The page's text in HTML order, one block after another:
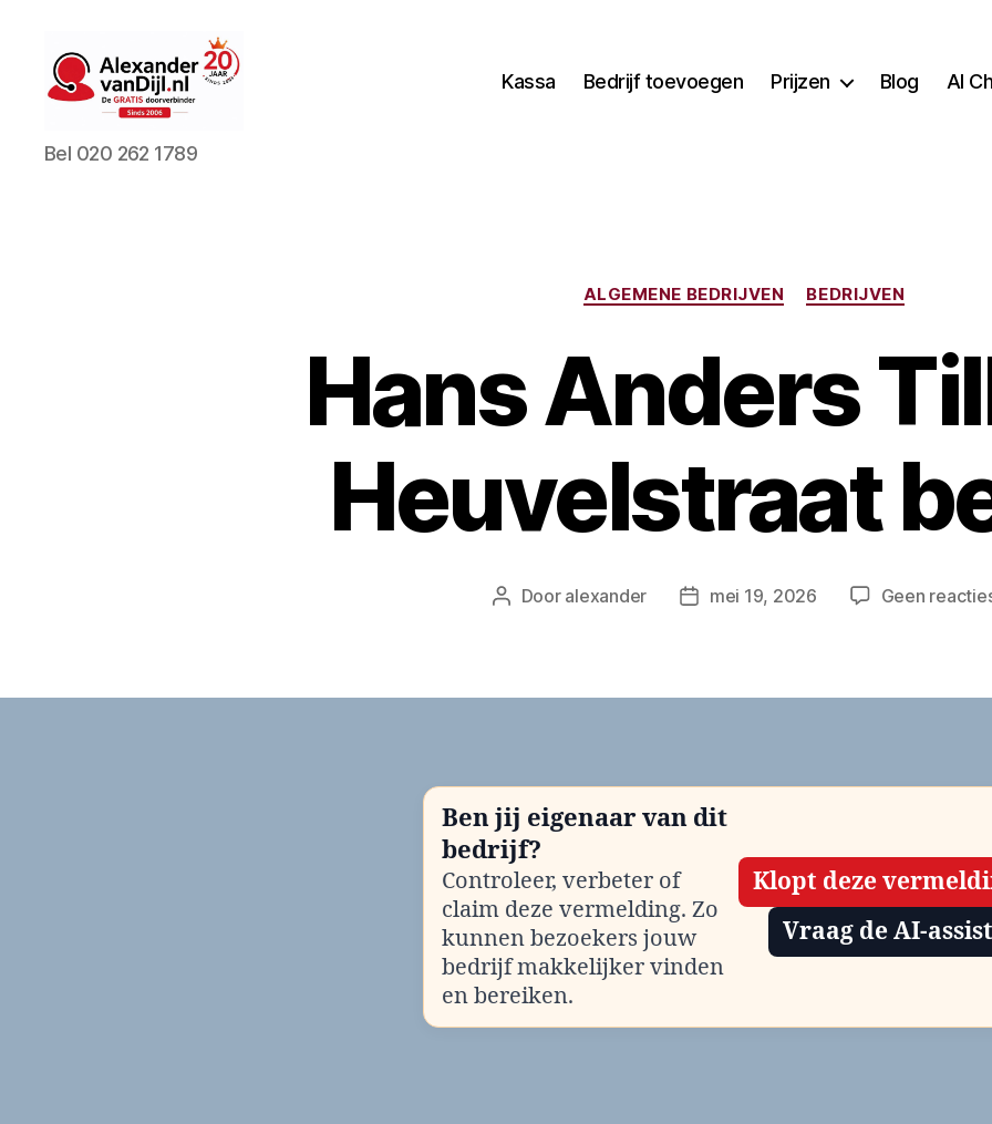
AlexandervanDijl.nl
Bel 020 262 1789
Kassa Bedrijf toevoegen Prijzen Blog AI
Categorieën
ALGEMENE BEDRIJVEN BEDRIJVEN
Hans Anders
Heuvelstraat
Berichtauteur
Door alexander Berichtdatum
mei 19, 2026 Geen
Ben jij eigenaar van dit
bedrijf?
Controleer, verbeter of
claim deze vermelding. Zo
kunnen bezoekers jouw
bedrijf makkelijker vinden
en bereiken.
Klopt deze
Vraag de AI-